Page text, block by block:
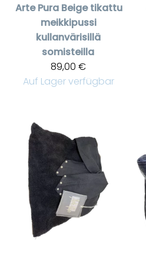
Arte Pura Beige tikattu
meikkipussi
kullanvärisillä
somisteilla
89,00 €
Auf Lager verfügbar